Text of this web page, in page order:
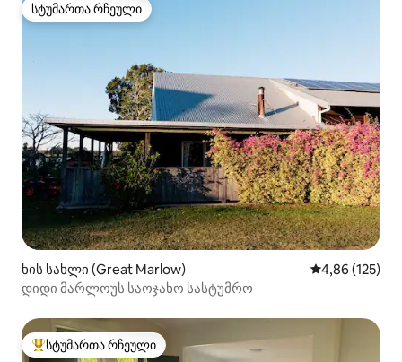
სტუმართა რჩეული
სტუმართა რჩეული
ხის სახლი (Great Marlow) საშუალო
4,86 (125)
დიდი მარლოუს საოჯახო სასტუმრო
სტუმართა რჩეული მოწინავე ვარიანტი
სტუმართა რჩეული